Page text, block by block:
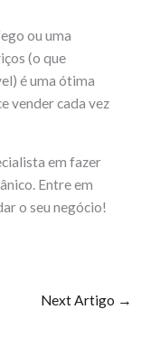
ou uma
(o que
é uma ótima
vender cada vez
em fazer
Entre em
o seu negócio!
Next Artigo →